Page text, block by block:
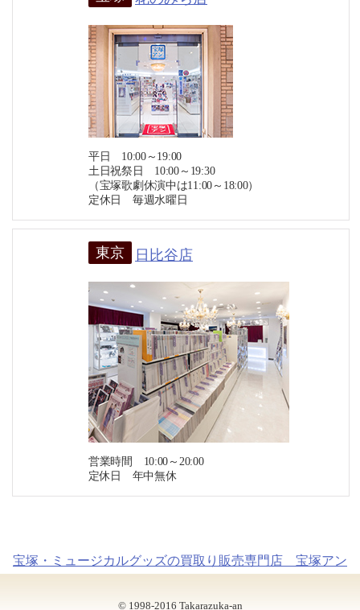
平日 10:00～19:00
土日祝祭日 10:00～19:30
（宝塚歌劇休演中は11:00～18:00）
定休日 毎週水曜日
東京 日比谷店
営業時間 10:00～20:00
定休日 年中無休
宝塚・ミュージカルグッズの買取り販売専門店 宝塚アン
© 1998-2016 Takarazuka-an